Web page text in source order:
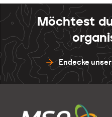
Möchtest
Endecke